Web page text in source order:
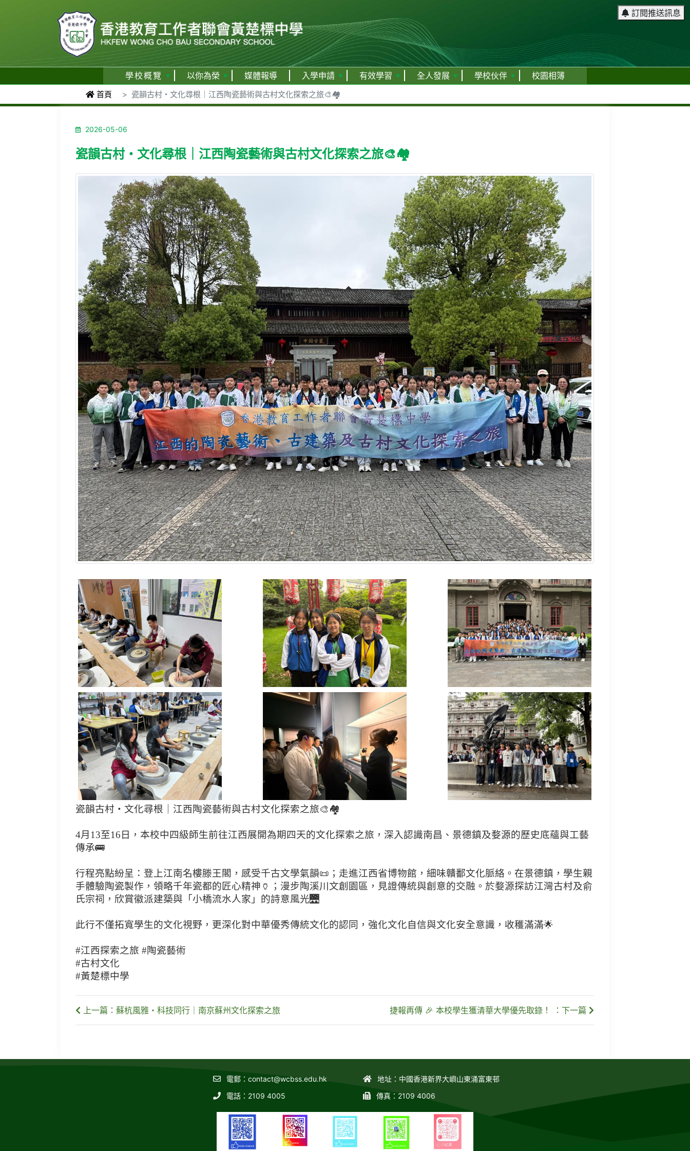
訂閱推送訊息
學校概覽 以你為榮 媒體報導 入學申請 有效學習 全人發展 學校伙伴 校園相簿
首頁 瓷韻古村・文化尋根｜江西陶瓷藝術與古村文化探索之旅🎨🏘️
2026-05-06
瓷韻古村・文化尋根｜江西陶瓷藝術與古村文化探索之旅🎨🏘️
瓷韻古村・文化尋根｜江西陶瓷藝術與古村文化探索之旅🎨🏘️
4月13至16日，本校中四級師生前往江西展開為期四天的文化探索之旅，深入認識南昌、景德鎮及婺源的歷史底蘊與工藝
傳承🚌
行程亮點紛呈：登上江南名樓滕王閣，感受千古文學氣韻📜；走進江西省博物館，細味贛鄱文化脈絡。在景德鎮，學生親
手體驗陶瓷製作，領略千年瓷都的匠心精神🏺；漫步陶溪川文創園區，見證傳統與創意的交融。於婺源探訪江灣古村及俞
氏宗祠，欣賞徽派建築與「小橋流水人家」的詩意風光🌉
此行不僅拓寬學生的文化視野，更深化對中華優秀傳統文化的認同，強化文化自信與文化安全意識，收穫滿滿🌟
#江西探索之旅 #陶瓷藝術
#古村文化
#黃楚標中學
上一篇：蘇杭風雅・科技同行｜南京蘇州文化探索之旅 捷報再傳 🎉 本校學生獲清華大學優先取錄！ ：下一篇
電郵： contact@wcbss.edu.hk
電話：2109 4005
地址：中國香港新界大嶼山東涌富東邨
傳真：2109 4006